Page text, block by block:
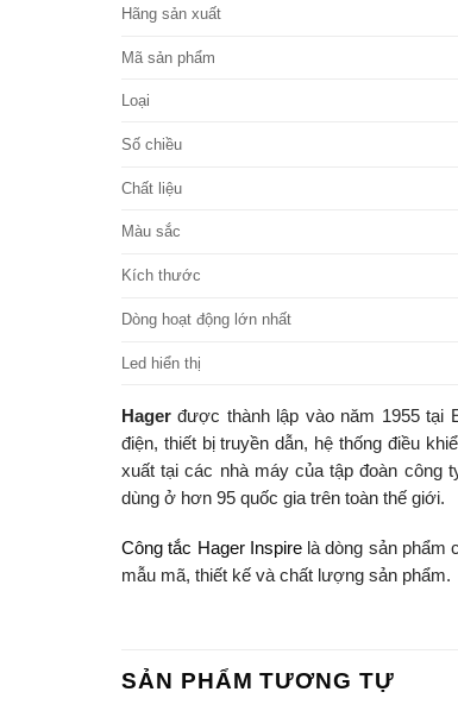
Hãng sản xuất
Mã sản phẩm
Loại
Số chiều
Chất liệu
Màu sắc
Kích thước
Dòng hoạt động lớn nhất
Led hiển thị
Hager được thành lập vào năm 1955 tại
điện, thiết bị truyền dẫn, hệ thống điều
xuất tại các nhà máy của tập đoàn công
dùng ở hơn 95 quốc gia trên toàn thế giới.
Công tắc Hager Inspirelà dòng sản phẩm
mẫu mã, thiết kế và chất lượng sản phẩm.
SẢN PHẨM TƯƠNG TỰ